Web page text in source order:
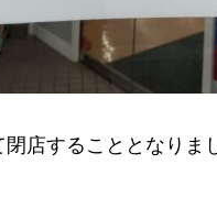
店することとなりま